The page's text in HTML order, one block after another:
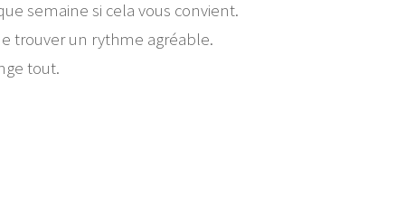
semaine si cela vous convient.
trouver un rythme agréable.
tout.